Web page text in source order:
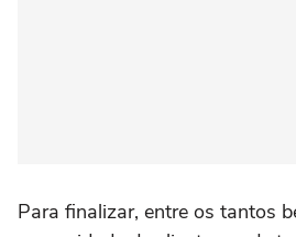
Para finalizar, entre os tantos